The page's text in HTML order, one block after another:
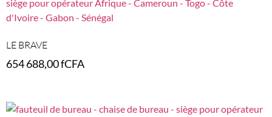
LE BRAVE
654 688,00fCFA